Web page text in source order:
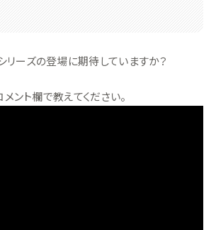
リーズの登場に期待していますか？
ント欄で教えてください。